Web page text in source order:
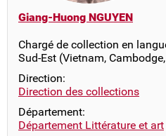
Giang-Huong NGUYEN
Chargé de collection en
Sud-Est (Vietnam,
Direction:
Direction des collections
Département:
Département Littérature et art